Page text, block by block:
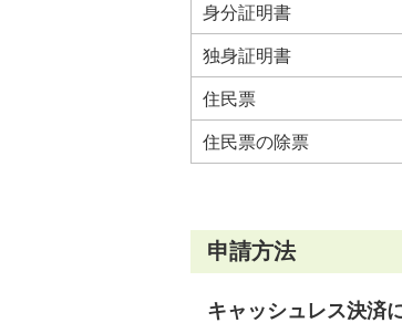
身分証明書
独身証明書
住民票
住民票の除票
申請方法
キャッシュレス決済